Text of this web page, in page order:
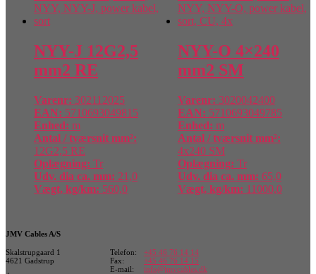
NYY-J 12G2,5
mm2 RE
Varenr: 302112025
EAN: 5710693049815
Enhed: m
Antal / tværsnit mm²:
12G2,5 RE
Oplægning: Tr
Udv. dia ca. mm: 21,0
Vægt, kg/km: 560,0
NYY-O 4×240
mm2 SM
Varenr: 3020042400
EAN: 5710693049785
Enhed: m
Antal / tværsnit mm²:
4x240 SM
Oplægning: Tr
Udv. dia ca. mm: 65,0
Vægt, kg/km: 11000,0
JMV Cables A/S
Skalstrupgaard 1
4621 Gadstrup
Telefon:
Fax:
E-mail:
+45 46 76 14 14
+45 46 76 14 15
info@jmvcables.dk